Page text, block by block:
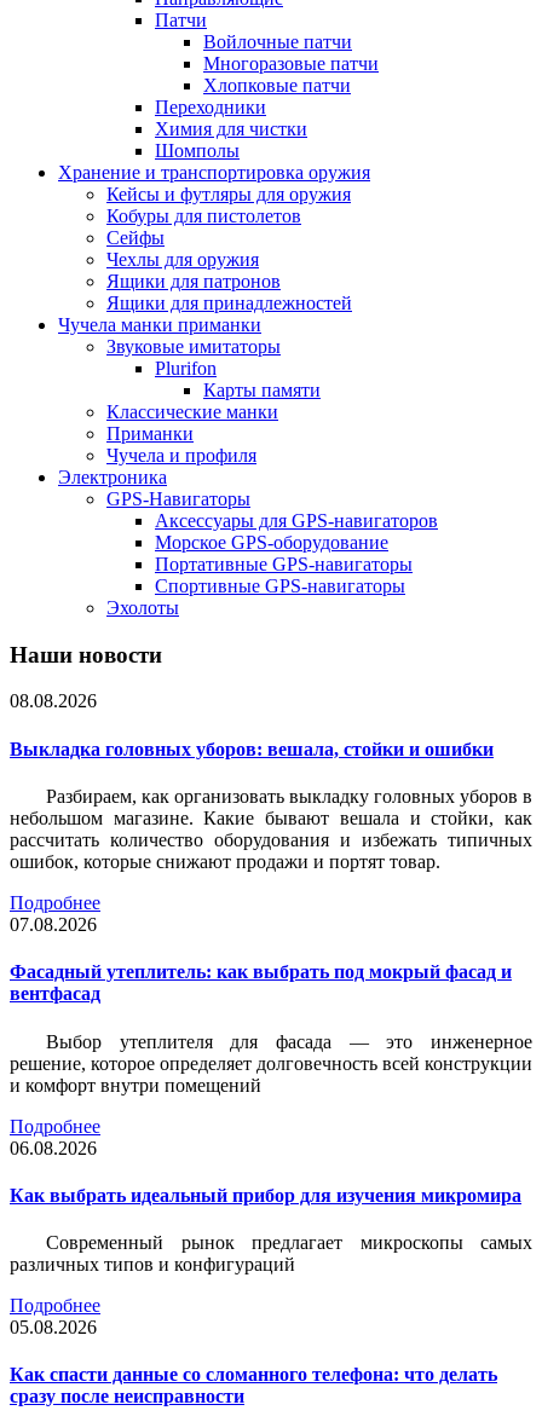
Патчи
Войлочные патчи
Многоразовые патчи
Хлопковые патчи
Переходники
Химия для чистки
Шомполы
Хранение и транспортировка оружия
Кейсы и футляры для оружия
Кобуры для пистолетов
Сейфы
Чехлы для оружия
Ящики для патронов
Ящики для принадлежностей
Чучела манки приманки
Звуковые имитаторы
Plurifon
Карты памяти
Классические манки
Приманки
Чучела и профиля
Электроника
GPS-Навигаторы
Аксессуары для GPS-навигаторов
Морское GPS-оборудование
Портативные GPS-навигаторы
Спортивные GPS-навигаторы
Эхолоты
Наши новости
08.08.2026
Выкладка головных уборов: вешала, стойки и ошибки
Разбираем, как организовать выкладку головных уборов в
небольшом магазине. Какие бывают вешала и стойки, как
рассчитать количество оборудования и избежать типичных
ошибок, которые снижают продажи и портят товар.
Подробнее
07.08.2026
Фасадный утеплитель: как выбрать под мокрый фасад и
вентфасад
Выбор утеплителя для фасада — это инженерное
решение, которое определяет долговечность всей конструкции
и комфорт внутри помещений
Подробнее
06.08.2026
Как выбрать идеальный прибор для изучения микромира
Современный рынок предлагает микроскопы самых
различных типов и конфигураций
Подробнее
05.08.2026
Как спасти данные со сломанного телефона: что делать
сразу после неисправности